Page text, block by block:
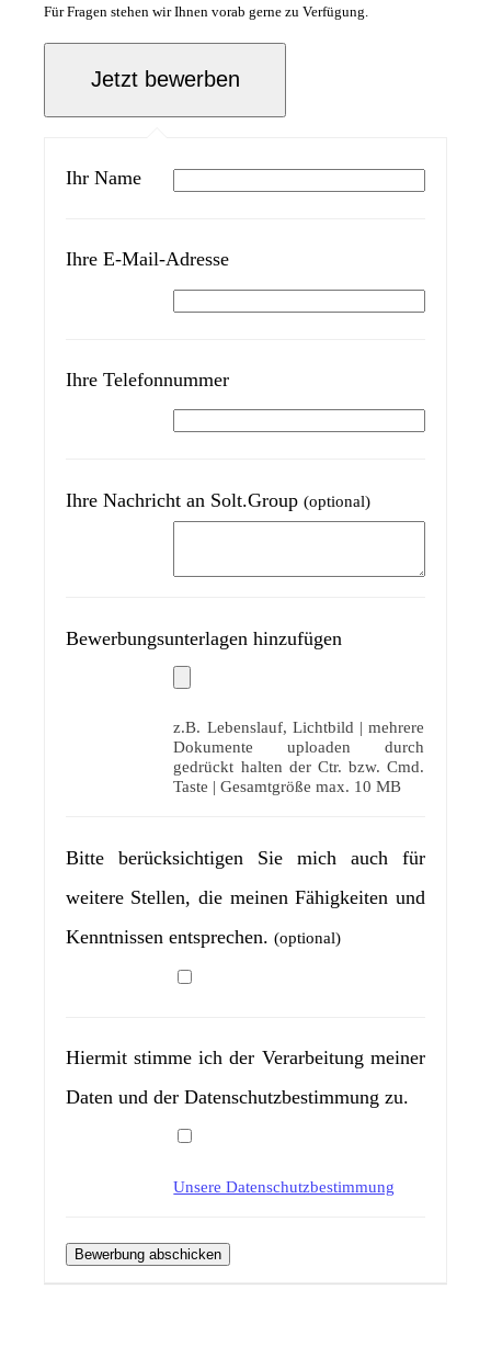
Für Fragen stehen wir Ihnen vorab gerne zu Verfügung.
Ihr Name
Ihre E-Mail-Adresse
Ihre Telefonnummer
Ihre Nachricht an Solt.Group (optional)
Bewerbungsunterlagen hinzufügen
z.B. Lebenslauf, Lichtbild | mehrere
Dokumente uploaden durch
gedrückt halten der Ctr. bzw. Cmd.
Taste | Gesamtgröße max. 10 MB
Bitte berücksichtigen Sie mich auch für
weitere Stellen, die meinen Fähigkeiten und
Kenntnissen entsprechen. (optional)
Hiermit stimme ich der Verarbeitung meiner
Daten und der Datenschutzbestimmung zu.
Unsere Datenschutzbestimmung